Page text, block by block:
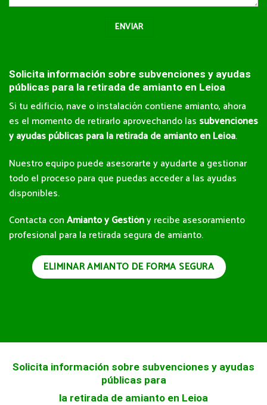
Solicita información sobre subvenciones y ayudas
públicas para la retirada de amianto en Leioa
Si tu edificio, nave o instalación contiene amianto, ahora
es el momento de retirarlo aprovechando las subvenciones
y ayudas públicas para la retirada de amianto en Leioa.
Nuestro equipo puede asesorarte y ayudarte a gestionar
todo el proceso para que puedas acceder a las ayudas
disponibles.
Contacta conAmianto y Gestióny recibe asesoramiento
profesional para la retirada segura de amianto.
ELIMINAR AMIANTO DE FORMA SEGURA
Solicita información sobre subvenciones y ayudas
públicas para
la retirada de amianto en Leioa